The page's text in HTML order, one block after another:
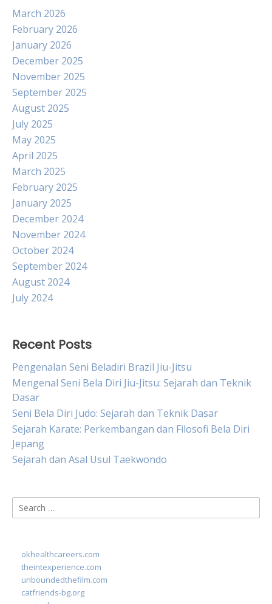
March 2026
February 2026
January 2026
December 2025
November 2025
September 2025
August 2025
July 2025
May 2025
April 2025
March 2025
February 2025
January 2025
December 2024
November 2024
October 2024
September 2024
August 2024
July 2024
Recent Posts
Pengenalan Seni Beladiri Brazil Jiu-Jitsu
Mengenal Seni Bela Diri Jiu-Jitsu: Sejarah dan Teknik
Dasar
Seni Bela Diri Judo: Sejarah dan Teknik Dasar
Sejarah Karate: Perkembangan dan Filosofi Bela Diri
Jepang
Sejarah dan Asal Usul Taekwondo
Search
for:
okhealthcareers.com
theintexperience.com
unboundedthefilm.com
catfriends-bg.org